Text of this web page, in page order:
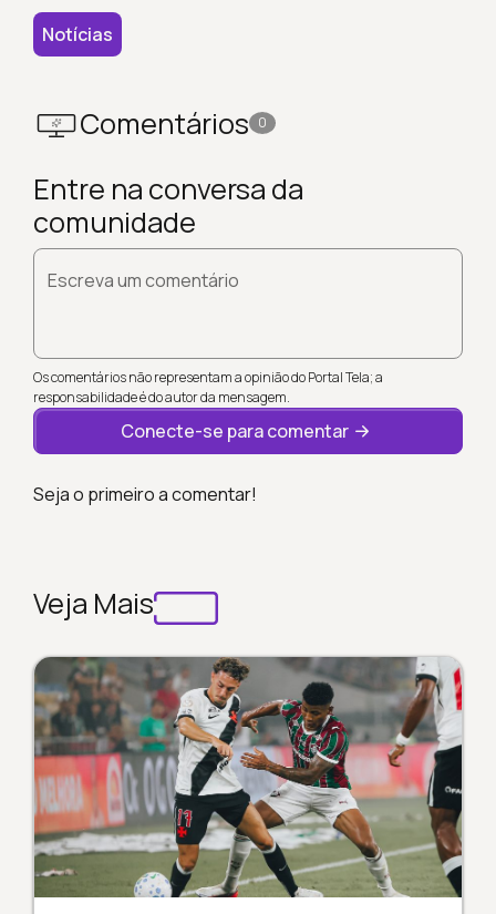
Notícias
Comentários 0
Entre na conversa da
comunidade
Escreva um comentário
Os comentários não representam a opinião do Portal Tela; a
responsabilidade é do autor da mensagem.
Conecte-se para comentar
Seja o primeiro a comentar!
Veja Mais